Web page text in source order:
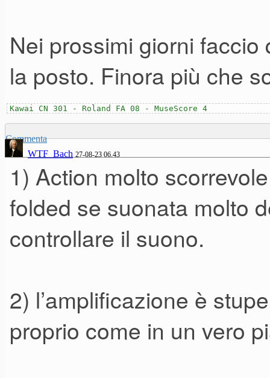
Nei prossimi giorni
la posto. Finora più che
Kawai CN 301 - Roland FA 08 - MuseScore 4
Commenta
WTF_Bach 27-08-23 06.43
1) Action molto
folded se suonata molto
controllare il suono.
2) l’amplificazione è
proprio come in un vero